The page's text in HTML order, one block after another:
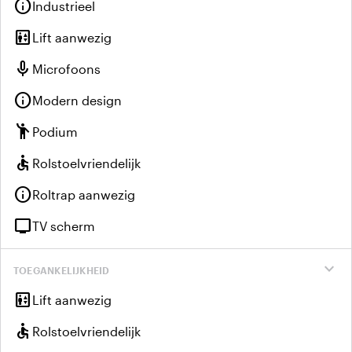
infoIndustrieel
elevator Lift aanwezig
mic Microfoons
infoModern design
emoji_people Podium
accessible Rolstoelvriendelijk
infoRoltrap aanwezig
tvTV scherm
expand_more
TOEGANKELIJKHEID
elevator Lift aanwezig
accessible Rolstoelvriendelijk